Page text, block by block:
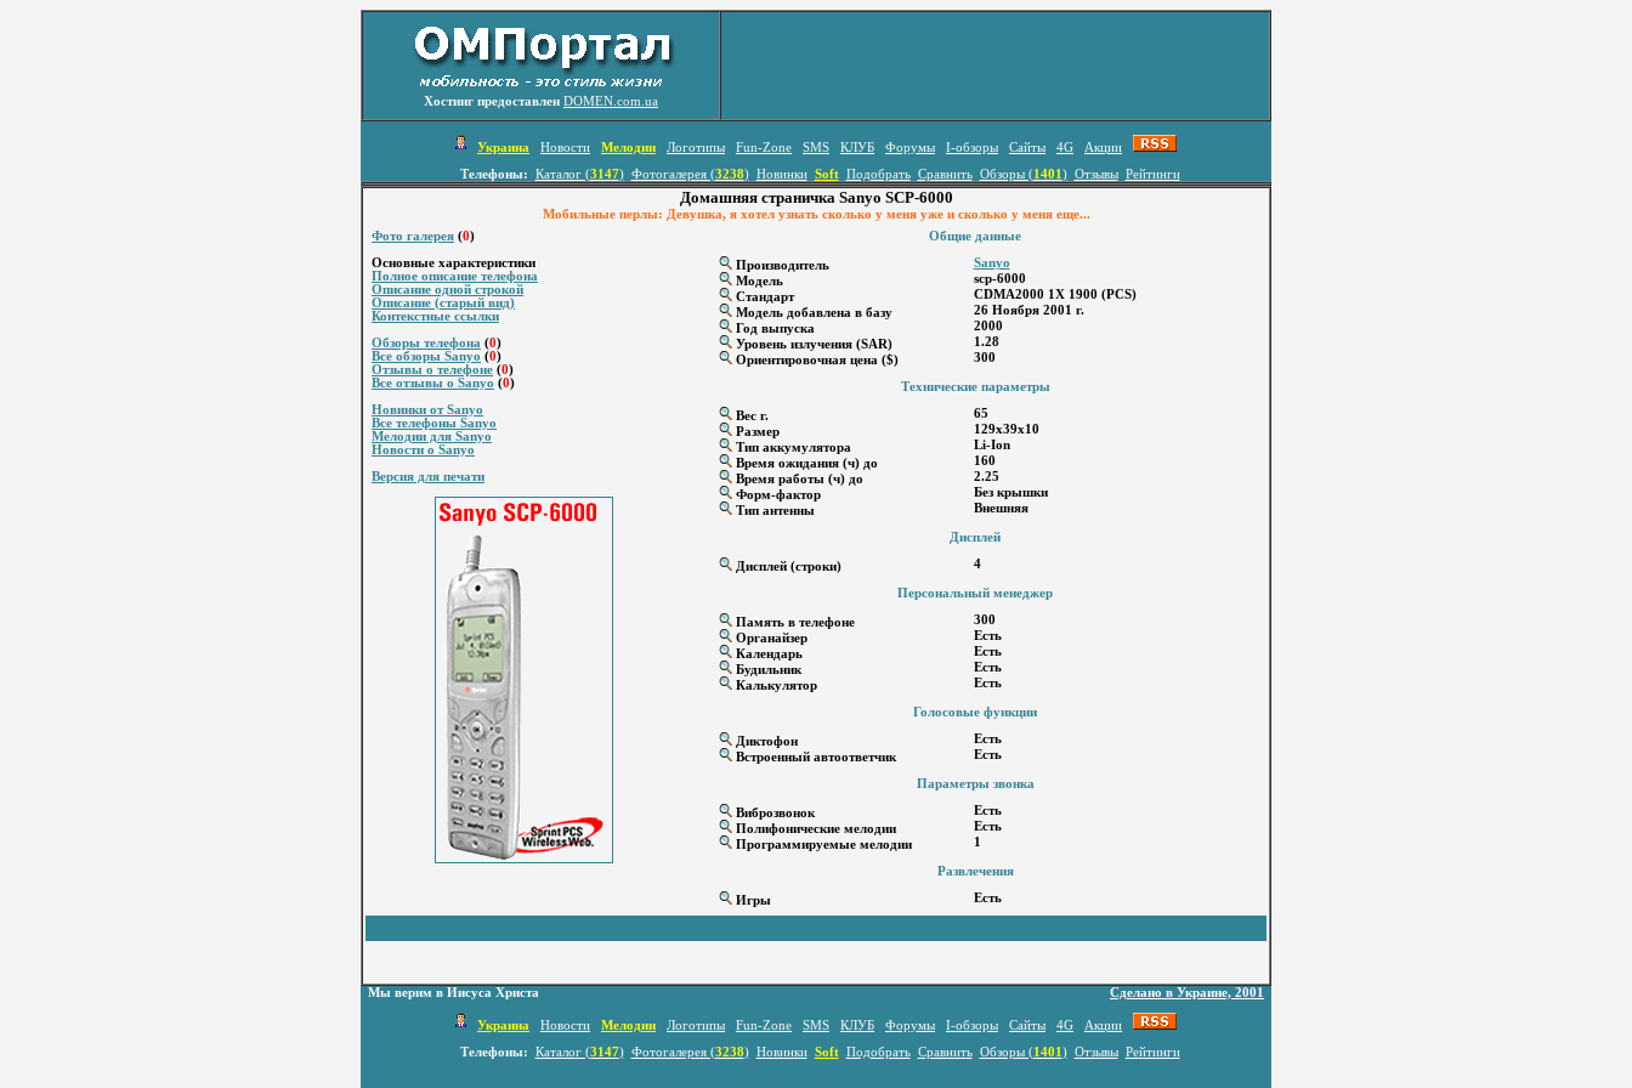
Хостинг предоставлен DOMEN.com.ua
Украина Новости Мелодии Логотипы Fun-Zone SMS КЛУБ Форумы I-обзоры Сайты 4G
Акции
Телефоны:
Каталог (3147) Фотогалерея (3238) Новинки Soft Подобрать Сравнить Обзоры (1401 ) Отзывы Рейтинги
Домашняя страничка Sanyo SCP-6000
Мобильные перлы: Девушка, я хотел узнать сколько у меня уже и сколько у меня еще...
Фото галерея (0)
Основные характеристики
Полное описание телефона
Описание одной строкой
Описание (старый вид)
Контекстные ссылки
Обзоры телефона (0)
Все обзоры Sanyo (0)
Отзывы о телефоне (0)
Все отзывы о Sanyo (0)
Новинки от Sanyo
Все телефоны Sanyo
Мелодии для Sanyo
Новости о Sanyo
Версия для печати
Общие данные
Производитель
Sanyo
Модель
scp-6000
Стандарт
CDMA2000 1X 1900 (PCS)
Модель добавлена в базу
26 Ноября 2001 г.
Год выпуска
2000
Уровень излучения (SAR)
1.28
Ориентировочная цена ($)
300
Технические параметры
Вес г.
65
Размер
129x39x10
Тип аккумулятора
Li-Ion
Время ожидания (ч) до
160
Время работы (ч) до
2.25
Форм-фактор
Без крышки
Тип антенны
Внешняя
Дисплей
Дисплей (строки) 4
Персональный менеджер
Память в телефоне
300
Органайзер
Есть
Календарь
Есть
Будильник
Есть
Калькулятор
Есть
Голосовые функции
Диктофон
Есть
Встроенный автоответчик
Есть
Параметры звонка
Виброзвонок
Есть
Полифонические мелодии
Есть
Программируемые мелодии
1
Развлечения
Игры Есть
Мы верим в Иисуса Христа Сделано в Украине, 2001
Украина Новости Мелодии Логотипы Fun-Zone SMS КЛУБ Форумы I-обзоры Сайты 4G
Акции
Телефоны:
Каталог (3147) Фотогалерея (3238) Новинки Soft Подобрать Сравнить Обзоры (1401 ) Отзывы Рейтинги